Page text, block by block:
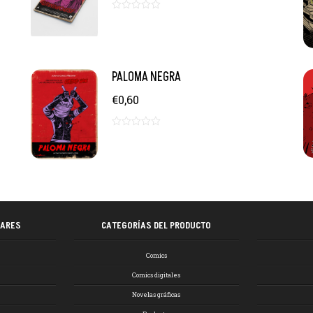
PALOMA NEGRA
€0,60
CATEGORÍAS DEL PRODUCTO
Comics
Comics digitales
Novelas gráficas